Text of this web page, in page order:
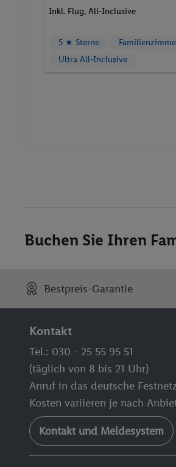
Inkl. Flug, All-Inclusive
5 ★ Sterne
Ultra All-Inclusive
Buchen Sie Ihren
Bestpreis-Garantie
Kontakt
Tel.: 030 - 25 55 95 51
(täglich von 8 bis 21 Uhr)
Anruf in das deutsche
Kosten variieren je nach
Kontakt und Meldesystem